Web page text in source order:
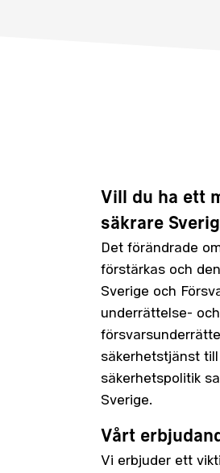
Vill du ha ett
säkrare
Det förändrade
förstärkas och
Sverige och
underrättelse-
säkerhetstjänst
säkerhetspolitik
Sverige.
Vårt
Vi erbjuder ett